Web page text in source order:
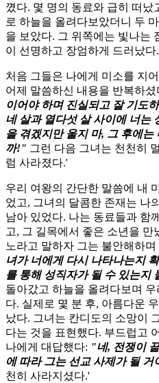
꼈다. 몇 명의 동료와 급히 떠났
로 하늘을 올려다보았더니 두
을 보았다. 그 위쪽에는 빛나는
이 선명하고 장엄하게 드러났다
처음 그들은 나에게 미소를 지
어제 말씀하신 내용을 반복하셨
이어야 하며 진실되고 잘 기도
네 살과 열다섯 살 사이에 너는
을 겪겠지만 울지 마, 그 후에
까!" 그런 다음 그녀는 천천히
럼 사라졌다.'
우리 여왕의 간단한 말씀에 내
었고, 그녀의 달콤한 존재는 나
남아 있었다. 나는 동료들과 함
고, 그 길목에서 좋은 소년을
노라고 말하자 그는 불안해하
녀가 너에게 다시 나타나는지
를 통해 성직자가 될 수 있는지
돌아갔고 하늘을 올려다보며
다. 실제로 몇 분 후, 아름다운
났다. 그녀는 칸디도의 소망이
다는 것을 표현했다. 부드럽고
나에게 대답했다: "네, 전쟁이
에 따라 그는 선교 사제가 될 거
천히 사라지셨다.'